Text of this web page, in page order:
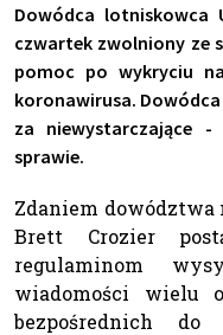
Dowódca lotniskowca
czwartek zwolniony ze
pomoc po wykryciu
koronawirusa.
za niewystarczające
sprawie.
Zdaniem
Brett Crozier
regulaminom
wiadomości wielu
bezpośrednich